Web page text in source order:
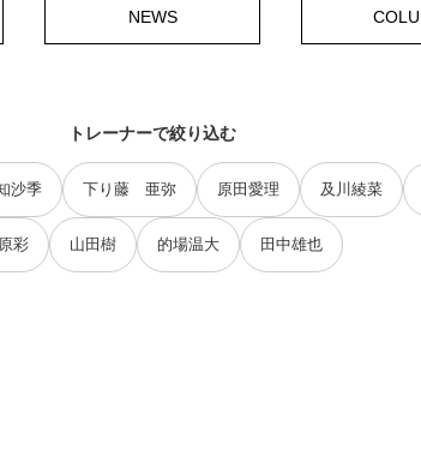
NEWS
トレーナーで絞り込む
沙季 下り藤 亜弥 原田愛理 及川綾菜
彩 山田樹 的場温大 田中雄也